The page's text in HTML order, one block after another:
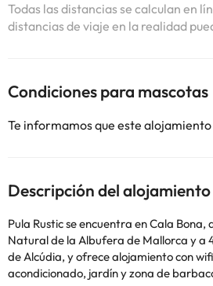
Todas las distancias se calculan en
distancias de viaje en la realidad
Condiciones para mascotas
Te informamos que este
Descripción del alojamiento
Pula Rustic se encuentra en Cala Bona,
Natural de la Albufera de Mallorca y a
de Alcúdia, y ofrece alojamiento con
acondicionado, jardín y zona de